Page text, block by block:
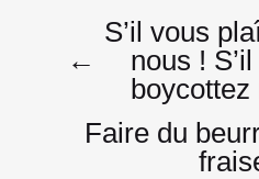
Navigation
l’article
←
S’il vous
nous !
boycottez
Faire du